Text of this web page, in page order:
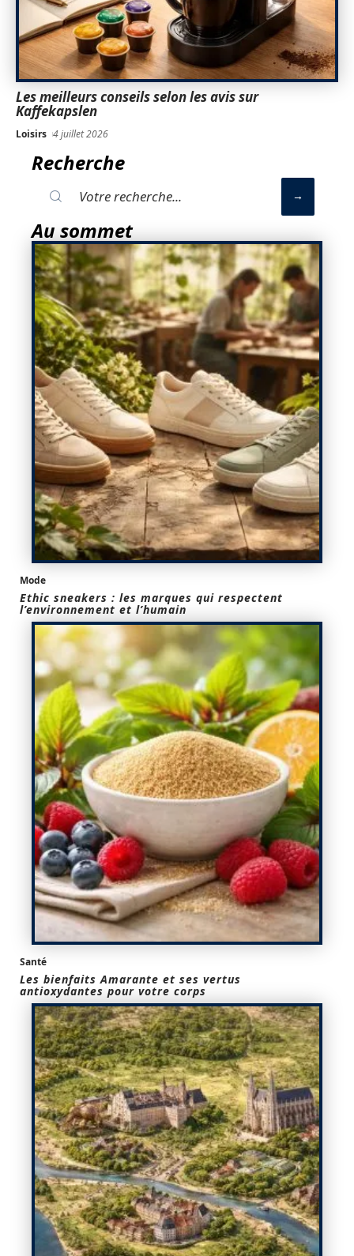
Les meilleurs conseils selon les avis sur
Kaffekapslen
Loisirs 4 juillet 2026
Recherche
Au sommet
Mode
Ethic sneakers : les marques qui respectent
l’environnement et l’humain
Santé
Les bienfaits Amarante et ses vertus
antioxydantes pour votre corps